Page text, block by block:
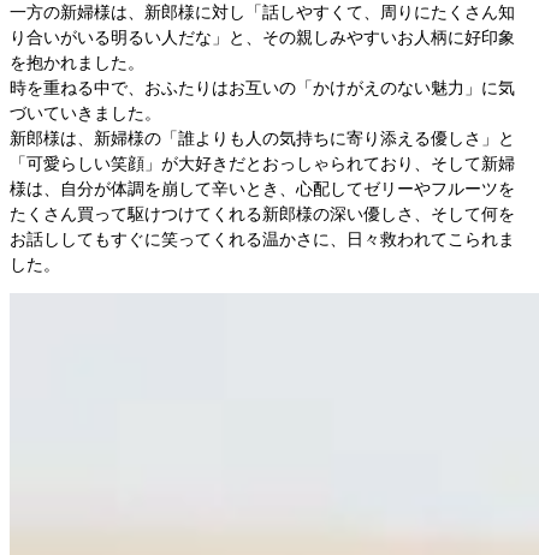
一方の新婦様は、新郎様に対し「話しやすくて、周りにたくさん知
り合いがいる明るい人だな」と、その親しみやすいお人柄に好印象
を抱かれました。
時を重ねる中で、おふたりはお互いの「かけがえのない魅力」に気
づいていきました。
新郎様は、新婦様の「誰よりも人の気持ちに寄り添える優しさ」と
「可愛らしい笑顔」が大好きだとおっしゃられており、そして新婦
様は、自分が体調を崩して辛いとき、心配してゼリーやフルーツを
たくさん買って駆けつけてくれる新郎様の深い優しさ、そして何を
お話ししてもすぐに笑ってくれる温かさに、日々救われてこられま
した。